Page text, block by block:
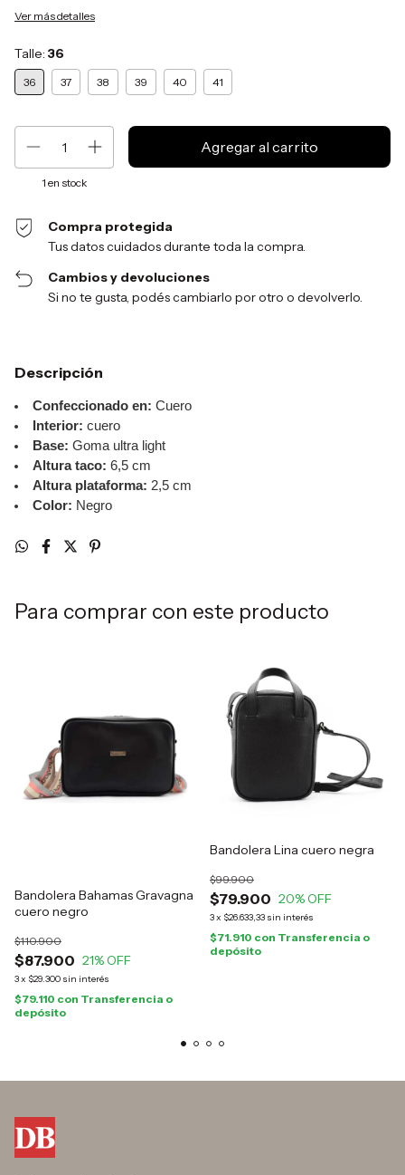
Ver más detalles
Talle: 36
36 37 38 39 40 41
1 en stock
Compra protegida
Tus datos cuidados durante toda la compra.
Cambios y devoluciones
Si no te gusta, podés cambiarlo por otro o devolverlo.
Descripción
Confeccionado en: Cuero
Interior: cuero
Base: Goma ultra light
Altura taco: 6,5 cm
Altura plataforma: 2,5 cm
Color: Negro
Para comprar con este producto
Bandolera Bahamas Gravagna
cuero negro
$87.900
$110.900
21% OFF
3x $29.300 sin interés
$79.110 con Transferencia o
depósito
Bandolera Lina cuero negra
$79.900
$99.900
20% OFF
3x $26.633,33 sin interés
$71.910 con Transferencia o
depósito